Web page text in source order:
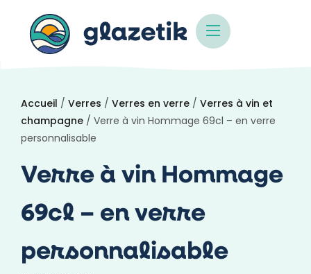
Accueil / Verres / Verres en verre / Verres à vin et
champagne / Verre à vin Hommage 69cl – en verre
personnalisable
Verre à vin Hommage
69cl – en verre
personnalisable